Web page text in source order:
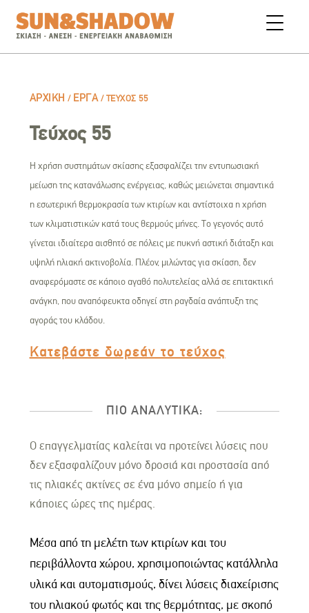
ΑΡΧΙΚΉ / ΈΡΓΑ/ ΤΕΎΧΟΣ 55
Τεύχος 55
Η χρήση συστημάτων σκίασης εξασφαλίζει την εντυπωσιακή
μείωση της κατανάλωσης ενέργειας, καθώς μειώνεται σημαντικά
η εσωτερική θερμοκρασία των κτιρίων και αντίστοιχα η χρήση
των κλιματιστικών κατά τους θερμούς μήνες. Το γεγονός αυτό
γίνεται ιδιαίτερα αισθητό σε πόλεις με πυκνή αστική διάταξη και
υψηλή ηλιακή ακτινοβολία. Πλέον, μιλώντας για σκίαση, δεν
αναφερόμαστε σε κάποιο αγαθό πολυτελείας αλλά σε επιτακτική
ανάγκη, που αναπόφευκτα οδηγεί στη ραγδαία ανάπτυξη της
αγοράς του κλάδου.
Κατεβάστε δωρεάν το τεύχος
ΠΙΟ ΑΝΑΛΥΤΙΚΑ:
Ο επαγγελματίας καλείται να προτείνει λύσεις που
δεν εξασφαλίζουν μόνο δροσιά και προστασία από
τις ηλιακές ακτίνες σε ένα μόνο σημείο ή για
κάποιες ώρες της ημέρας.
Μέσα από τη μελέτη των κτιρίων και του
περιβάλλοντα χώρου, χρησιμοποιώντας κατάλληλα
υλικά και αυτοματισμούς, δίνει λύσεις διαχείρισης
του ηλιακού φωτός και της θερμότητας, με σκοπό